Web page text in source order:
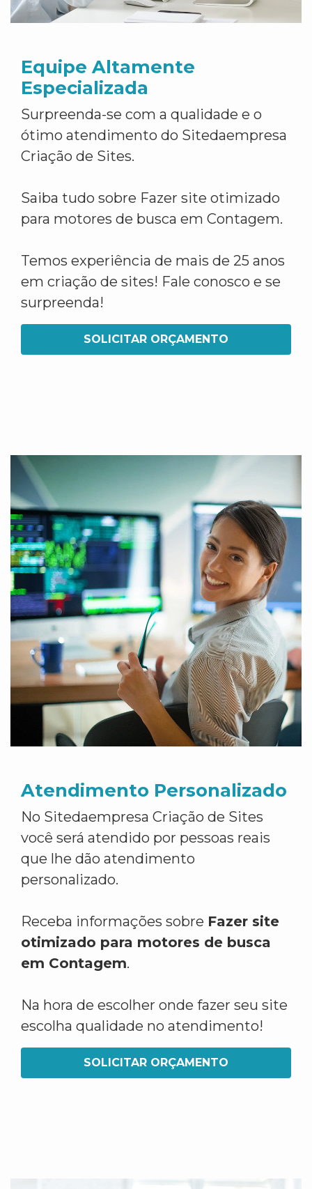
Equipe Altamente
Especializada
Surpreenda-se com a qualidade e o
ótimo atendimento do Sitedaempresa
Criação de Sites.
Saiba tudo sobre Fazer site otimizado
para motores de busca em Contagem.
Temos experiência de mais de 25 anos
em criação de sites! Fale conosco e se
surpreenda!
SOLICITAR ORÇAMENTO
Atendimento Personalizado
No Sitedaempresa Criação de Sites
você será atendido por pessoas reais
que lhe dão atendimento
personalizado.
Receba informações sobre Fazer site
otimizado para motores de busca
em Contagem.
Na hora de escolher onde fazer seu site
escolha qualidade no atendimento!
SOLICITAR ORÇAMENTO